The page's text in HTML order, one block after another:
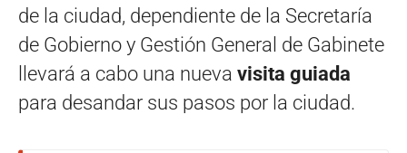
de la ciudad, dependiente de la Secretaría
de Gobierno y Gestión General de Gabinete
llevará a cabo una nueva visita guiada
para desandar sus pasos por la ciudad.